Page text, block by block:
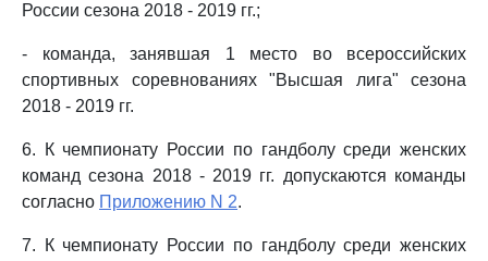
России сезона 2018 - 2019 гг.;
- команда, занявшая 1 место во всероссийских
спортивных соревнованиях "Высшая лига" сезона
2018 - 2019 гг.
6. К чемпионату России по гандболу среди женских
команд сезона 2018 - 2019 гг. допускаются команды
согласно Приложению N 2.
7. К чемпионату России по гандболу среди женских